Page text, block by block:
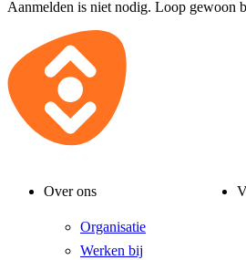
Aanmelden is niet nodig. Loop gewoon
Over ons
Organisatie
Werken bij